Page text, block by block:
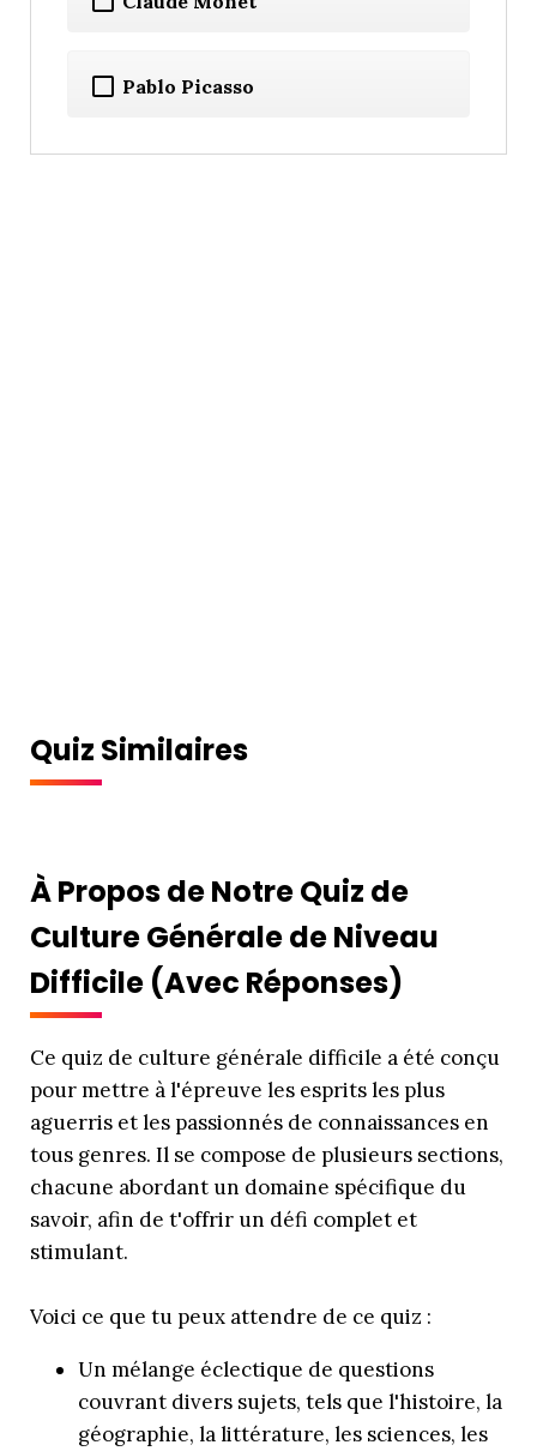
Pablo Picasso
Quiz Similaires
À Propos de Notre Quiz de
Culture Générale de Niveau
Difficile (Avec Réponses)
Ce quiz de culture générale difficile a été conçu
pour mettre à l'épreuve les esprits les plus
aguerris et les passionnés de connaissances en
tous genres. Il se compose de plusieurs sections,
chacune abordant un domaine spécifique du
savoir, afin de t'offrir un défi complet et
stimulant.
Voici ce que tu peux attendre de ce quiz :
Un mélange éclectique de questions
couvrant divers sujets, tels que l'histoire, la
géographie, la littérature, les sciences, les